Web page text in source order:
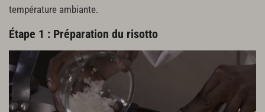
température ambiante.
Étape 1 : Préparation du risotto